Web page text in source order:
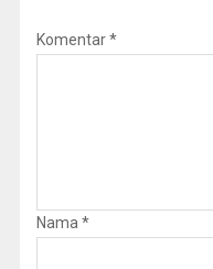
Komentar*
Nama *